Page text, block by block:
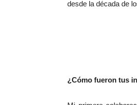
desde la década de
¿Cómo fueron tus